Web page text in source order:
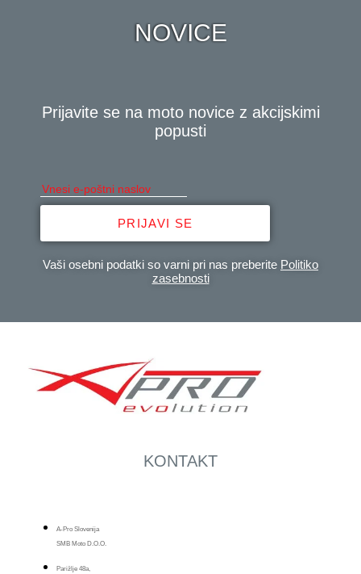
NOVICE
Prijavite se na moto novice z akcijskimi
popusti
PRIJAVI SE
Vaši osebni podatki so varni pri nas preberite Politiko
zasebnosti
KONTAKT
A-Pro Slovenija
SMB Moto D.o.o.
Parižlje 48a,